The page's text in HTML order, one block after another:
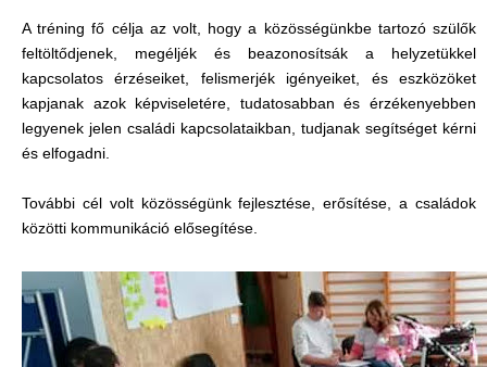
A tréning fő célja az volt, hogy a közösségünkbe tartozó szülők
feltöltődjenek, megéljék és beazonosítsák a helyzetükkel
kapcsolatos érzéseiket, felismerjék igényeiket, és eszközöket
kapjanak azok képviseletére, tudatosabban és érzékenyebben
legyenek jelen családi kapcsolataikban, tudjanak segítséget kérni
és elfogadni.
További cél volt közösségünk fejlesztése, erősítése, a családok
közötti kommunikáció elősegítése.